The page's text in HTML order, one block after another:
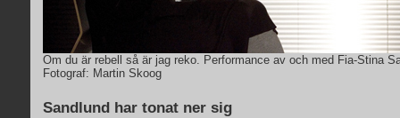
Om du är rebell så är jag reko. Performance av och med Fia-Stina
Fotograf: Martin Skoog
Sandlund har tonat ner sig